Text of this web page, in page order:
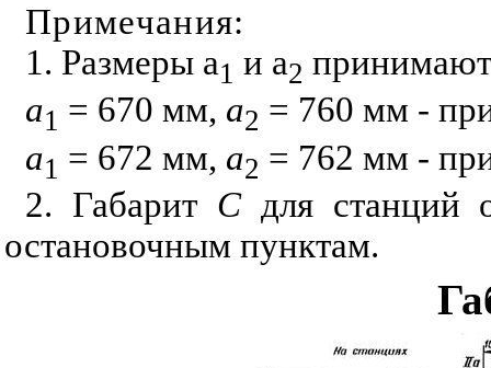
Примечания:
1. Размеры а1 и а2
а1 = 670 мм, а2 = 760 мм -
a1 = 672 мм, а2 = 762 мм -
2. Габарит Сдля станций
остановочным пунктам.